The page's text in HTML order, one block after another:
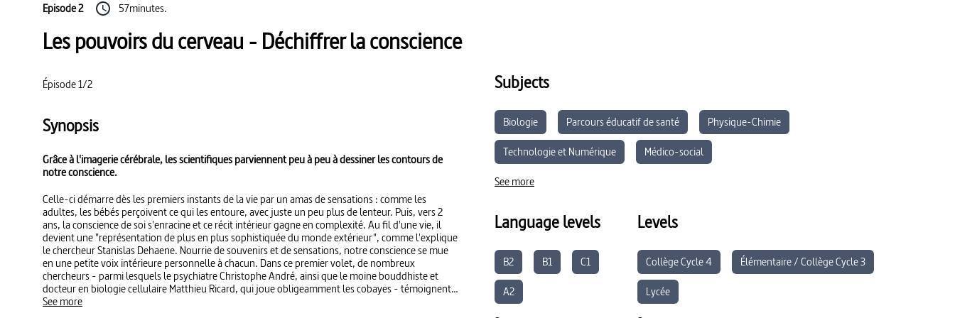
Episode 2 57minutes.
Les pouvoirs du cerveau - Déchiffrer la conscience
Épisode 1/2
Synopsis
Grâce à l'imagerie cérébrale, les scientifiques parviennent peu à peu à dessiner les contours de
notre conscience.
Celle-ci démarre dès les premiers instants de la vie par un amas de sensations : comme les
adultes, les bébés perçoivent ce qui les entoure, avec juste un peu plus de lenteur. Puis, vers 2
ans, la conscience de soi s'enracine et ce récit intérieur gagne en complexité. Au fil d'une vie, il
devient une "représentation de plus en plus sophistiquée du monde extérieur", comme l'explique
le chercheur Stanislas Dehaene. Nourrie de souvenirs et de sensations, notre conscience se mue
en une petite voix intérieure personnelle à chacun. Dans ce premier volet, de nombreux
chercheurs - parmi lesquels le psychiatre Christophe André, ainsi que le moine bouddhiste et
docteur en biologie cellulaire Matthieu Ricard, qui joue obligeamment les cobayes - témoignent
et font partager leurs expériences les plus récentes, avec le renfort d'images en 3D et
See more
Subjects
Biologie Parcours éducatif de santé
Physique-Chimie
Technologie et Numérique
Médico-social
See more
Language levels
B2 B1
C1
A2
Levels
Collège Cycle 4
Élémentaire / Collège Cycle 3
Lycée